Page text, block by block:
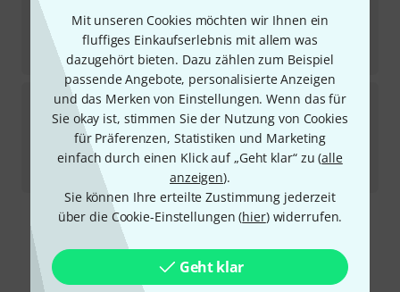
Mit unseren Cookies möchten wir Ihnen ein
fluffiges Einkaufserlebnis mit allem was
dazugehört bieten. Dazu zählen zum Beispiel
passende Angebote, personalisierte Anzeigen
und das Merken von Einstellungen. Wenn das für
Sie okay ist, stimmen Sie der Nutzung von Cookies
für Präferenzen, Statistiken und Marketing
einfach durch einen Klick auf „Geht klar“ zu (alle
anzeigen).
Sie können Ihre erteilte Zustimmung jederzeit
über die Cookie-Einstellungen (hier) widerrufen.
Geht klar
Produkt ist ausverkauft
359 €
dB Technologieses1203 WH B-Stock
Sofort lieferbar
1.289€
30-Tage-Bestpreis
Alle Preise inkl. MwSt.